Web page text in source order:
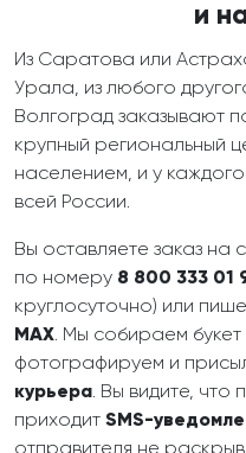
и
Из Саратова или
Урала, из любого
Волгоград заказывают
крупный региональный
населением, и у
всей России.
Вы оставляете заказ на
по номеру 8 800 333 01
круглосуточно) или
MAX. Мы собираем
фотографируем и
курьера. Вы видите, что
приходит SMS-
отправителя не